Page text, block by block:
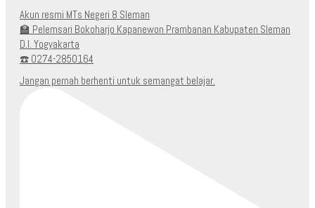
Akun resmi MTs Negeri 8 Sleman
🏫 Pelemsari Bokoharjo Kapanewon Prambanan Kabupaten Sleman
D.I. Yogyakarta
☎️ 0274-2850164
Jangan pernah berhenti untuk semangat belajar.